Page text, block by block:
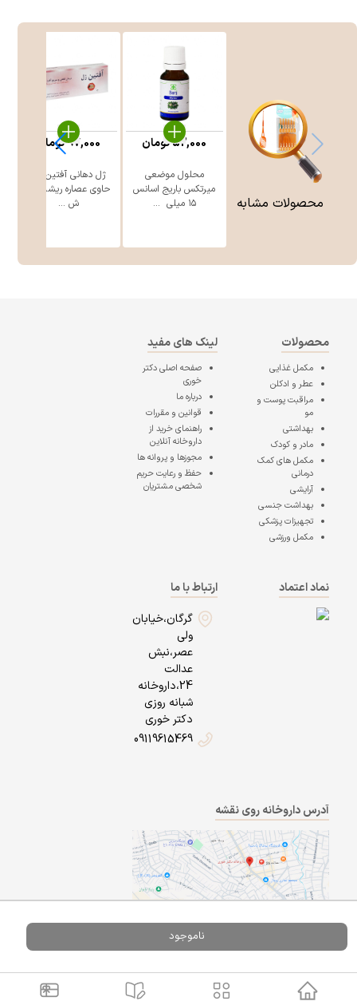
محصولات مشابه
محلول موضعی
میرتکس باریج اسانس
۱۵ میلی ‎ ...
52,000تومان
ژل دهانی آفتین ژل
حاوی عصاره ریشه گیاه
ش ...
97,000تومان
ناموجود
محصولات
مکمل غذایی
عطر و ادکلن
مراقبت پوست و
مو
بهداشتی
مادر و کودک
مکمل های کمک
درمانی
آرایشی
بهداشت جنسی
تجهیزات پزشکی
مکمل ورزشی
لینک های مفید
صفحه اصلیدکتر
خوری
درباره ما
قوانین و مقررات
راهنمای خرید از
داروخانه آنلاین
مجوزها و پروانه ها
حفظ و رعایت حریم
شخصی مشتریان
نماد اعتماد
ارتباط با ما
گرگان،خیابان
ولی
عصر،نبش
عدالت
24،داروخانه
شبانه روزی
دکتر خوری
09119615469
آدرس داروخانه روی نقشه
A Pluss
Powered By